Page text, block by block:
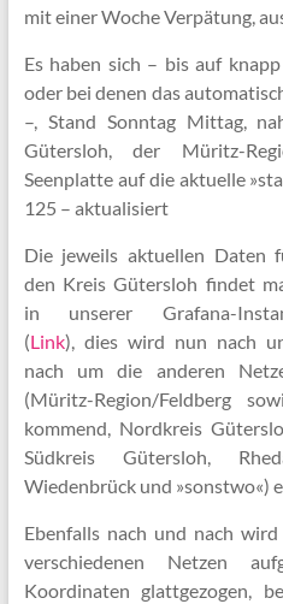
mit einer Woche Verpätung,
Es haben sich – bis auf
oder bei denen das
–, Stand Sonntag Mittag,
Gütersloh, der Müritz-
Seenplatte auf die aktuelle
125 – aktualisiert
Die jeweils aktuellen Daten
den Kreis Gütersloh findet
in unserer Grafana-
(Link), dies wird nun nach
nach um die anderen
(Müritz-Region/Feldberg
kommend, Nordkreis
Südkreis Gütersloh,
Wiedenbrück und »sonstwo«)
Ebenfalls nach und nach
verschiedenen Netzen
Koordinaten glattgezogen,